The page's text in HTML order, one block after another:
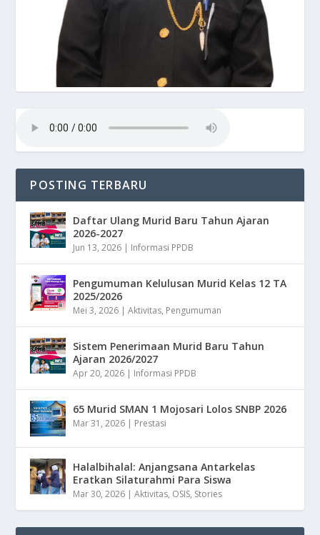
POSTING TERBARU
Daftar Ulang Murid Baru Tahun Ajaran
2026-2027
Jun 13, 2026 Informasi PPDB
Pengumuman Kelulusan Murid Kelas 12 TA
2025/2026
Mei 3, 2026 |Aktivitas, Pengumuman
Sistem Penerimaan Murid Baru Tahun
Ajaran 2026/2027
Apr 20, 2026 Informasi PPDB
65 Murid SMAN 1 Mojosari Lolos SNBP 2026
Mar 31, 2026 Prestasi
Halalbihalal: Anjangsana Antarkelas
Eratkan Silaturahmi Para Siswa
Mar 30, 2026 |Aktivitas, OSIS, Stories